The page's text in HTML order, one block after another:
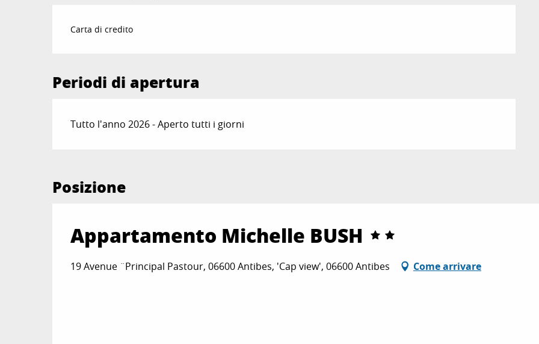
Carta di credito
Periodi di apertura
Tutto l'anno 2026 - Aperto tutti i giorni
Posizione
Appartamento Michelle BUSH
19 Avenue ¨Principal Pastour, 06600 Antibes, 'Cap view', 06600 Antibes Come arrivare